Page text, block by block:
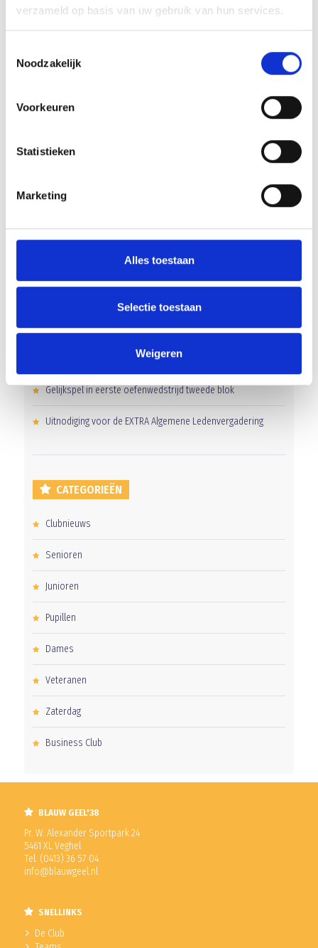
verzameld op basis van uw gebruik van hun services.
Noodzakelijk
Voorkeuren
Statistieken
Marketing
Alles toestaan
Selectie toestaan
Weigeren
Peter’s Corner Blauw Geel’38/JUMBO
In Memoriam Johann Hoekstra
AANMELDEN LID
RECENT NIEUWS
Groot onderhoud op ons sportpark
Overwinning op Mierlo Hout
Gelijkspel in eerste oefenwedstrijd tweede blok
Uitnodiging voor de EXTRA Algemene Ledenvergadering
CATEGORIEËN
Clubnieuws
Senioren
Junioren
Pupillen
Dames
Veteranen
Zaterdag
Business Club
BLAUW GEEL'38
Pr. W. Alexander Sportpark 24
5461 XL Veghel
Tel. (0413) 36 57 04
info@blauwgeel.nl
SNELLINKS
De Club